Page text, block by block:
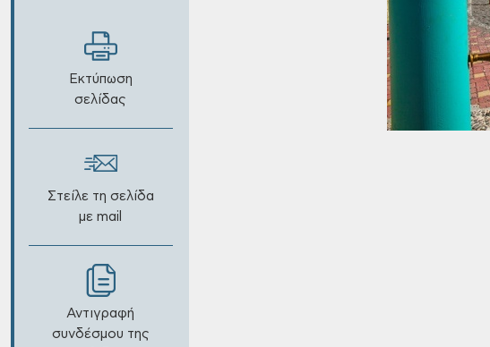
Εκτύπωση
σελίδας
Στείλε τη σελίδα
με mail
Αντιγραφή
συνδέσμου της